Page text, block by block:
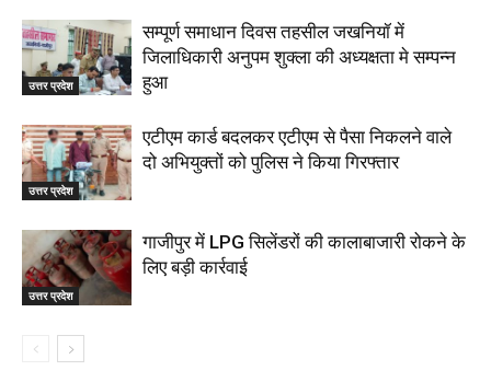
उत्तर प्रदेश
सम्पूर्ण समाधान दिवस तहसील जखनियॉ में
जिलाधिकारी अनुपम शुक्ला की अध्यक्षता मे सम्पन्न
हुआ
उत्तर प्रदेश
एटीएम कार्ड बदलकर एटीएम से पैसा निकलने वाले
दो अभियुक्तों को पुलिस ने किया गिरफ्तार
उत्तर प्रदेश
गाजीपुर में LPG सिलेंडरों की कालाबाजारी रोकने के
लिए बड़ी कार्रवाई